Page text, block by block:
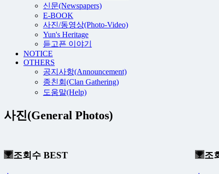
신문(Newspapers)
E-BOOK
사진/동영상(Photo-Video)
Yun's Heritage
듣고픈 이야기
NOTICE
OTHERS
공지사항(Announcement)
종친회(Clan Gathering)
도움말(Help)
사진(General Photos)
조회수 BEST 조